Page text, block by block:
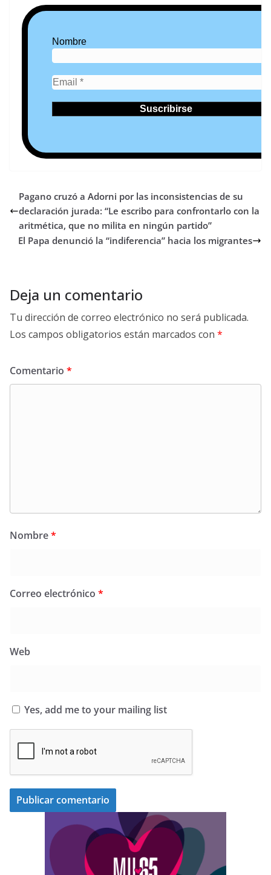
Nombre
Pagano cruzó a Adorni por las inconsistencias de su
declaración jurada: “Le escribo para confrontarlo con la
aritmética, que no milita en ningún partido”
El Papa denunció la “indiferencia” hacia los migrantes
Deja un comentario
Tu dirección de correo electrónico no será publicada.
Los campos obligatorios están marcados con *
Comentario *
Nombre*
Correo electrónico *
Web
Yes, add me to your mailing list